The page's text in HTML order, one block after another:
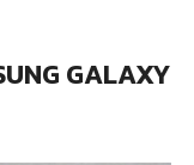
GALAXY